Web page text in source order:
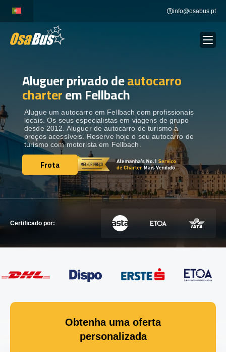
content
info@osabus.pt
ALUGUER DE AUTOCARROS
DESTINOS
FROTA
ENTRE EM CONTACTO
ENTRE EM CONTACTO
Aluguer privado deautocarro
charterem Fellbach
Alugue um autocarro em Fellbach com profissionais
locais. Os seus especialistas em viagens de grupo
desde 2012. Aluguer de autocarro de turismo a
preços acessíveis. Reserve hoje o seu autocarro de
turismo com motorista em Fellbach.
Frota
Frota
Certificado por:
Obtenha uma oferta
personalizada